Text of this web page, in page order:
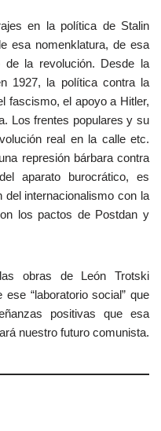
en la política de Stalin
esa nomenklatura, de esa
de la revolución. Desde la
1927, la política contra la
fascismo, el apoyo a Hitler,
Los frentes populares y su
real en la calle etc.
represión bárbara contra
aparato burocrático, es
internacionalismo con la
los pactos de Postdan y
obras de León Trotski
“laboratorio social” que
positivas que esa
nuestro futuro comunista.